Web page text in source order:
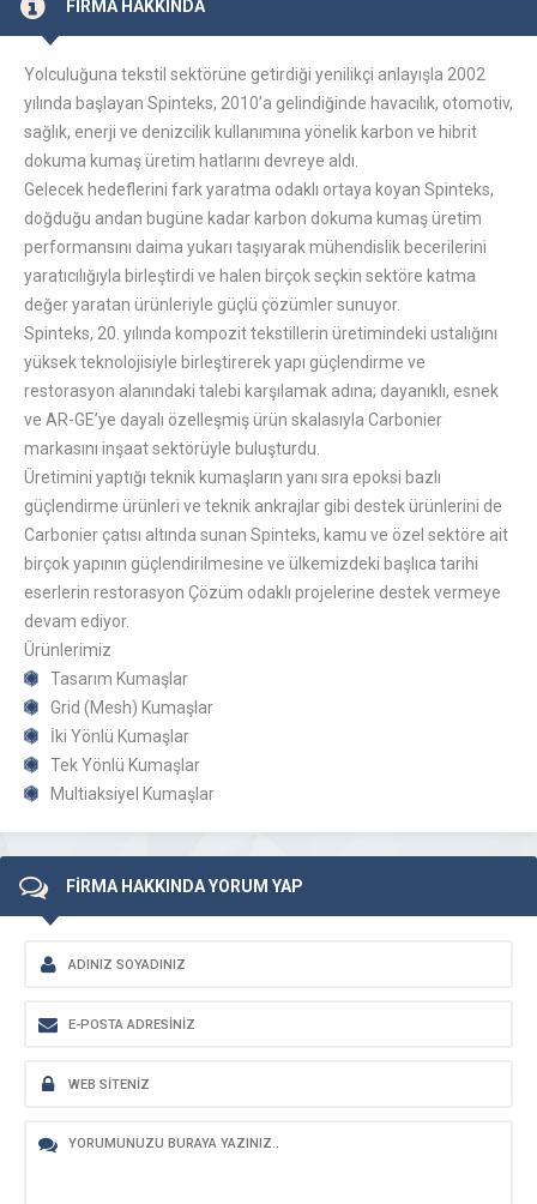
FİRMA HAKKINDA
Yolculuğuna tekstil sektörüne getirdiği yenilikçi anlayışla 2002
yılında başlayan Spinteks, 2010’a gelindiğinde havacılık, otomotiv,
sağlık, enerji ve denizcilik kullanımına yönelik karbon ve hibrit
dokuma kumaş üretim hatlarını devreye aldı.
Gelecek hedeflerini fark yaratma odaklı ortaya koyan Spinteks,
doğduğu andan bugüne kadar karbon dokuma kumaş üretim
performansını daima yukarı taşıyarak mühendislik becerilerini
yaratıcılığıyla birleştirdi ve halen birçok seçkin sektöre katma
değer yaratan ürünleriyle güçlü çözümler sunuyor.
Spinteks, 20. yılında kompozit tekstillerin üretimindeki ustalığını
yüksek teknolojisiyle birleştirerek yapı güçlendirme ve
restorasyon alanındaki talebi karşılamak adına; dayanıklı, esnek
ve AR-GE’ye dayalı özelleşmiş ürün skalasıyla Carbonier
markasını inşaat sektörüyle buluşturdu.
Üretimini yaptığı teknik kumaşların yanı sıra epoksi bazlı
güçlendirme ürünleri ve teknik ankrajlar gibi destek ürünlerini de
Carbonier çatısı altında sunan Spinteks, kamu ve özel sektöre ait
birçok yapının güçlendirilmesine ve ülkemizdeki başlıca tarihi
eserlerin restorasyon Çözüm odaklı projelerine destek vermeye
devam ediyor.
Ürünlerimiz
Tasarım Kumaşlar
Grid (Mesh) Kumaşlar
İki Yönlü Kumaşlar
Tek Yönlü Kumaşlar
Multiaksiyel Kumaşlar
FİRMA HAKKINDA YORUM YAP